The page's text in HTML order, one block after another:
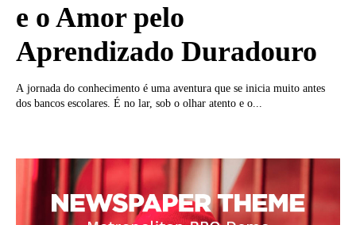
e o Amor pelo
Aprendizado Duradouro
A jornada do conhecimento é uma aventura que se inicia muito antes
dos bancos escolares. É no lar, sob o olhar atento e o...